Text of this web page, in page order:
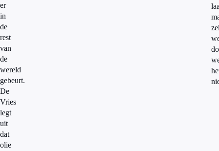
er
in
de
rest
van
de
wereld
gebeurt.
De
Vries
legt
uit
dat
olie